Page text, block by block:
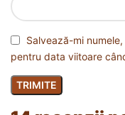
Salvează-mi
pentru data viitoare